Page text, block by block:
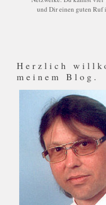
und Dir einen guten Ruf
Herzlich
meinem Blog.